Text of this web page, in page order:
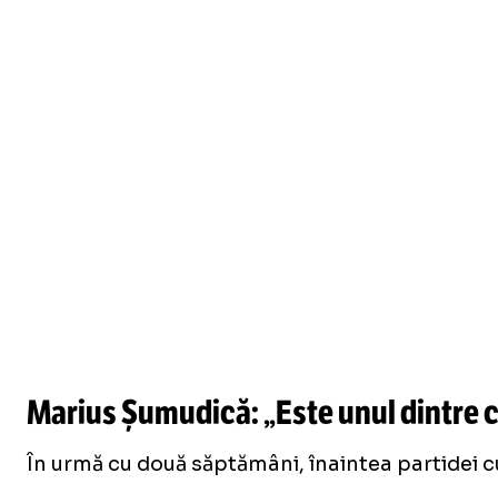
Marius Șumudică: „Este unul dintre
În urmă cu două săptămâni, înaintea partidei